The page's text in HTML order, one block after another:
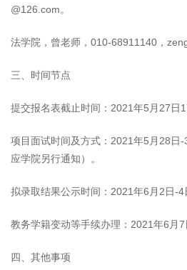
@126.com。
法学院，曾老师，010-68911140，
三、时间节点
提交报名表截止时间：2021年5月27日
项目面试时间及方式：2021年5月28日
应学院另行通知）。
拟录取结果公示时间：2021年6月2日-4
教务学籍变动等手续办理：2021年6月7
四、其他事项